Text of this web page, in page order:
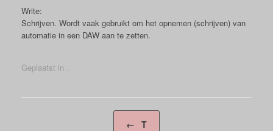
Write:
Schrijven. Wordt vaak gebruikt om het opnemen (schrijven) van
automatie in een DAW aan te zetten.
Geplaatst in .
← T